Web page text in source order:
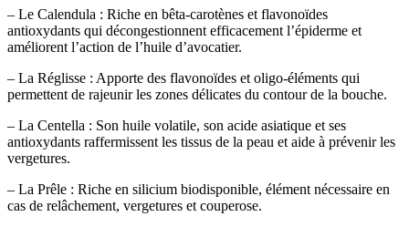
– Le Calendula : Riche en bêta-carotènes et flavonoïdes
antioxydants qui décongestionnent efficacement l’épiderme et
améliorent l’action de l’huile d’avocatier.
– La Réglisse : Apporte des flavonoïdes et oligo-éléments qui
permettent de rajeunir les zones délicates du contour de la bouche.
– La Centella : Son huile volatile, son acide asiatique et ses
antioxydants raffermissent les tissus de la peau et aide à prévenir les
vergetures.
– La Prêle : Riche en silicium biodisponible, élément nécessaire en
cas de relâchement, vergetures et couperose.